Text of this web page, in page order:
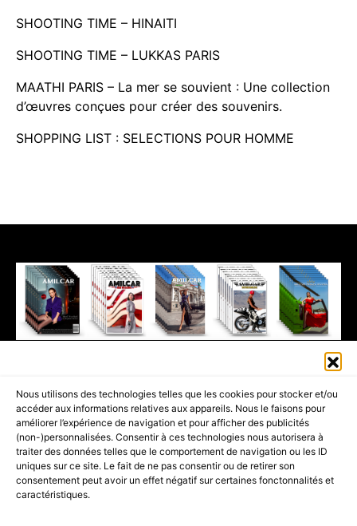
Nous utilisons des technologies telles que les cookies pour stocker et/ou
accéder aux informations relatives aux appareils. Nous le faisons pour
améliorer l’expérience de navigation et pour afficher des publicités
(non-)personnalisées. Consentir à ces technologies nous autorisera à
traiter des données telles que le comportement de navigation ou les ID
uniques sur ce site. Le fait de ne pas consentir ou de retirer son
consentement peut avoir un effet négatif sur certaines fonctonnalités et
caractéristiques.
SHOOTING TIME – HINAITI
SHOOTING TIME – LUKKAS PARIS
MAATHI PARIS – La mer se souvient : Une collection
d’œuvres conçues pour créer des souvenirs.
SHOPPING LIST : SELECTIONS POUR HOMME
PART OF THEAMILCAR MAGAZINE GROUP.EDITOR - ADVERTISING
AGENCE MEDIANE.
ACCUEIL BEST OF LUXE
35 MAGAZINES
SHOPPING & CONCIERGERIE
Voyages Contact